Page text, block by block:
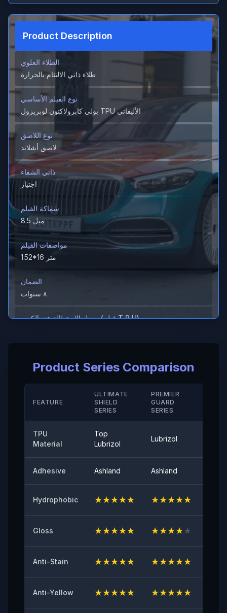
Product Description
الطلاء العلوي
طلاء ذاتي الالتئام بالحرارة
نوع الفيلم الأساسي
بولي كابرولاكتون لوبريزول TPU الأليفاتي
نوع اللاصق
لاصق أشلاند
ذاتي الشفاء
اجتياز
سماكة الفيلم
8.5 ميل
مواصفات الفيلم
1.52*16 متر
الضمان
٨ سنوات
معدل الاستطالة عند الكسر (فيلم T P U)
＞280（%）
-40° إلى 120°
اللاصق الأولي
≤2
مقاومة البقع
Product Series Comparison
FEATURE
ULTIMATE
SHIELD
SERIES
PREMIER
GUARD
SERIES
TPU
Material
Top
Lubrizol
Lubrizol
Adhesive Ashland Ashland
Hydrophobic ★★★★★ ★★★★★
Gloss ★★★★★ ★★★★★
Anti-Stain ★★★★★ ★★★★★
Anti-Yellow ★★★★★ ★★★★★